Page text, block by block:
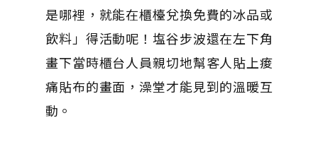
是哪裡，就能在櫃檯兌換免費的冰品或
飲料」得活動呢！塩谷步波還在左下角
畫下當時櫃台人員親切地幫客人貼上痠
痛貼布的畫面，澡堂才能見到的溫暖互
動。